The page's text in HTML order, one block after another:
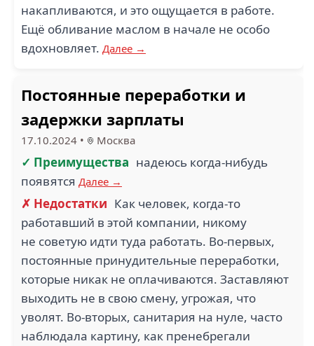
накапливаются, и это ощущается в работе.
Ещё обливание маслом в начале не особо
вдохновляет. Далее →
Постоянные переработки и
задержки зарплаты
17.10.2024 • Москва
✓ Преимущества надеюсь когда-нибудь
появятся Далее →
✗ Недостатки Как человек, когда-то
работавший в этой компании, никому
не советую идти туда работать. Во-первых,
постоянные принудительные переработки,
которые никак не оплачиваются. Заставляют
выходить не в свою смену, угрожая, что
уволят. Во-вторых, санитария на нуле, часто
наблюдала картину, как пренебрегали